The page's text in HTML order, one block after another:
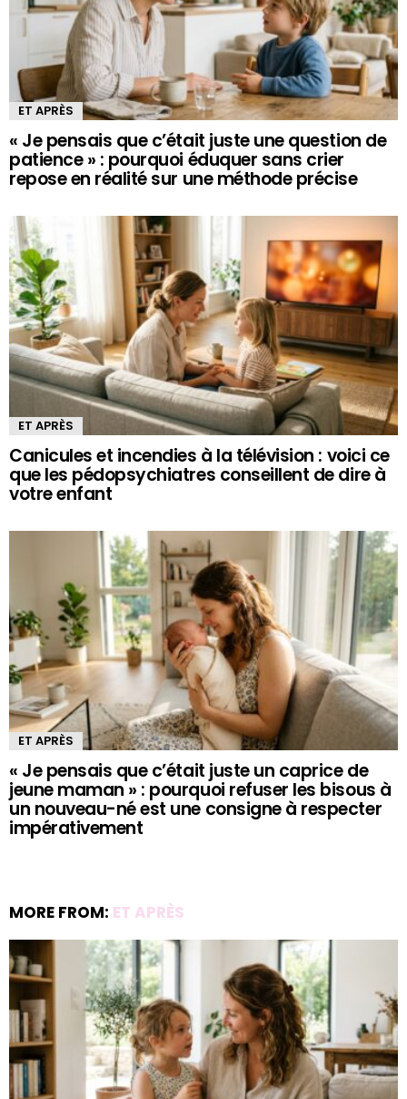
ET APRÈS
« Je pensais que c’était juste une question de
patience » : pourquoi éduquer sans crier
repose en réalité sur une méthode précise
ET APRÈS
Canicules et incendies à la télévision : voici ce
que les pédopsychiatres conseillent de dire à
votre enfant
ET APRÈS
« Je pensais que c’était juste un caprice de
jeune maman » : pourquoi refuser les bisous à
un nouveau-né est une consigne à respecter
impérativement
MORE FROM: ET APRÈS